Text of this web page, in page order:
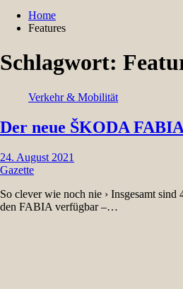
Home
Features
Schlagwort:
Verkehr & Mobilität
Der neue ŠKODA FABIA
24. August 2021
Gazette
So clever wie noch nie › Insgesamt
den FABIA verfügbar –…